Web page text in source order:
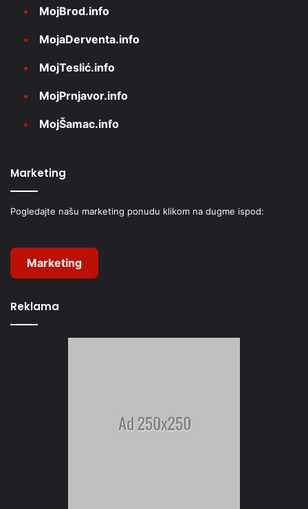
MojBrod.info
MojaDerventa.info
MojTeslić.info
MojPrnjavor.info
MojŠamac.info
Marketing
Pogledajte našu marketing ponudu klikom na dugme ispod:
Marketing
Reklama